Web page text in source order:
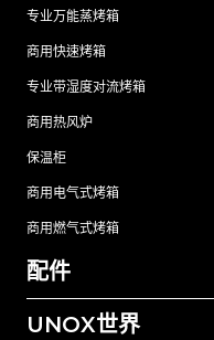
专业万能蒸烤箱
商用快速烤箱
专业带湿度对流烤箱
商用热风炉
保温柜
商用电气式烤箱
商用燃气式烤箱
配件
所有配件
UNOX世界